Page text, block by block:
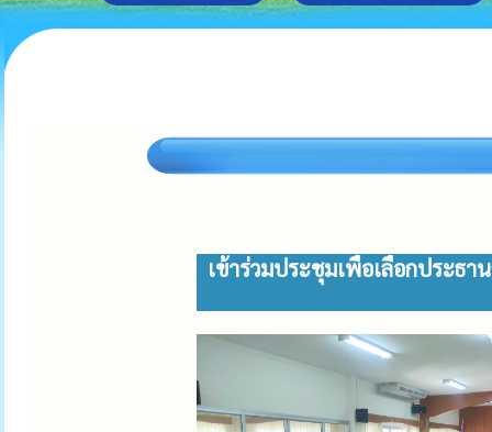
เข้าร่วมประชุมเพื่อเลือกประธ